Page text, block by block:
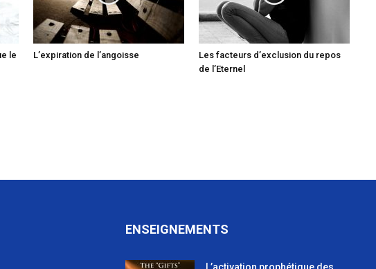
le
L’expiration de l’angoisse
Les facteurs d’exclusion du repos
de l’Eternel
ENSEIGNEMENTS